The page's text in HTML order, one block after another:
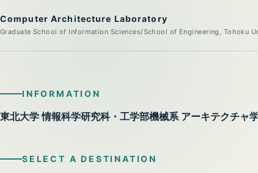
Computer Architecture Laboratory
Graduate School of Information Sciences/School of Engineering, Tohoku
INFORMATION
東北大学 情報科学研究科・工学部機械系 アーキテクチャ
SELECT A DESTINATION